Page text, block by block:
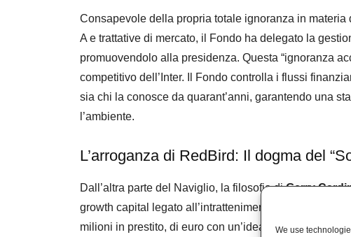
We use
Consapevole della propria totale ignoranza in
A e trattative di mercato, il Fondo ha delegato la
promuovendolo alla presidenza. Questa “ignoranza
competitivo dell’Inter. Il Fondo controlla i flussi
sia chi la conosce da quarant’anni, garantendo una
l’ambiente.
​L’arroganza di RedBird: Il dogma del
​Dall’altra parte del Naviglio, la filosofia diGerry
growth capital legato all’intrattenimento e ai media.
milioni in prestito, di euro con un’idea intrisa di